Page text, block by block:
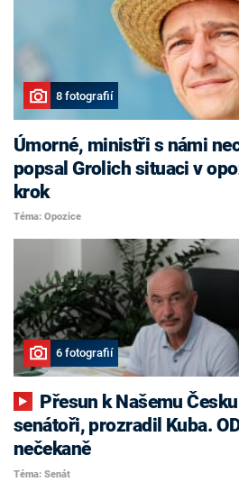
8 fotografií
Úmorné, ministři s námi
popsal Grolich situaci v
krok
Téma: Opozice
6 fotografií
senátoři, prozradil Kuba.
nečekaně
Téma: Senát